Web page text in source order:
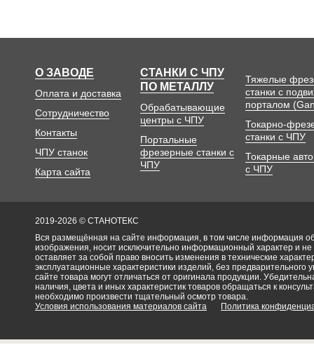
О ЗАВОДЕ
Оплата и доставка
Сотрудничество
Контакты
ЧПУ станок
Карта сайта
СТАНКИ С ЧПУ
ПО МЕТАЛЛУ
Обрабатывающие
центры с ЧПУ
Портальные
фрезерные станки с
ЧПУ
Тяжелые
станки с
порталом
Токарно-
станки с ЧПУ
Токарные
с ЧПУ
2019-2026 © СТАНОТЕКС
Вся размещённая на сайте информация, в том числе информация об
изображения, носит исключительно информационный характер и
оставляет за собой право вносить изменения в технические
эксплуатационные характеристики изделий, без
сайте товара могут отличаться от оригинала продукции.
наличия, цвета и иных характеристик товаров обращаться к
необходимо произвести тщательный осмотр товара.
Условия использования материалов сайта
Политика